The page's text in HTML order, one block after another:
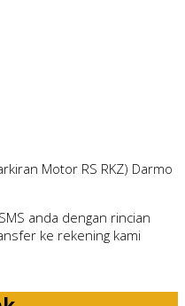
Motor RS RKZ) Darmo
anda dengan rincian
ke rekening kami